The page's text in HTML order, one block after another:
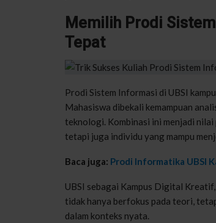
Memilih Prodi
Tepat
Prodi Sistem Informasi di UBSI
Mahasiswa dibekali kemampuan
teknologi. Kombinasi ini menjadi
tetapi juga individu yang mampu
Baca juga: Prodi Informatika UBSI
UBSI sebagai Kampus Digital
tidak hanya berfokus pada teori,
dalam konteks nyata.